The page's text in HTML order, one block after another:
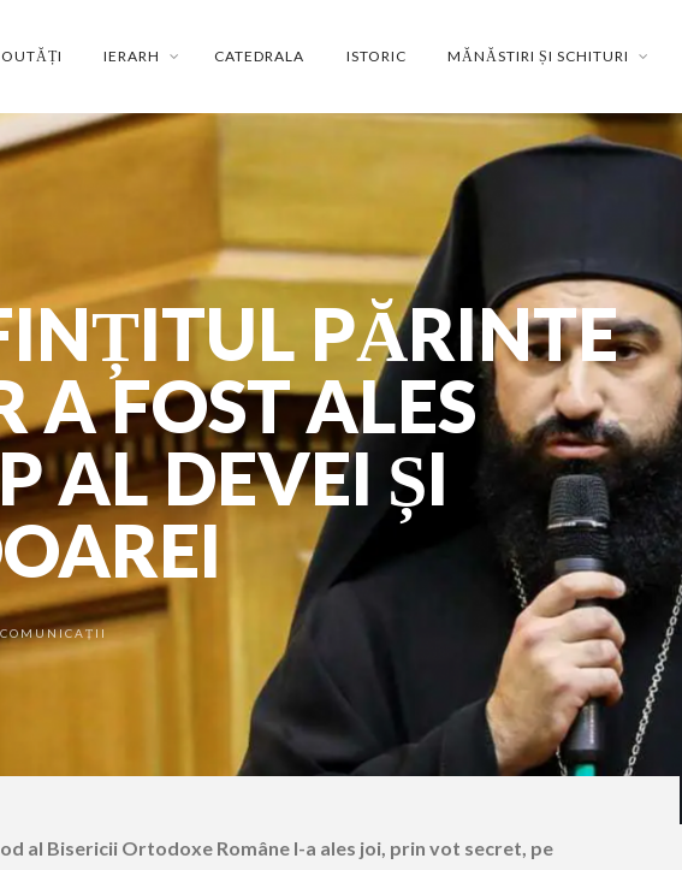
IERARH CATEDRALA ISTORIC MĂNĂSTIRI ȘI SCHITURI
PĂRINTE
A FOST ALES
AL DEVEI ȘI
al Bisericii Ortodoxe Române l-a ales joi, prin vot secret, pe